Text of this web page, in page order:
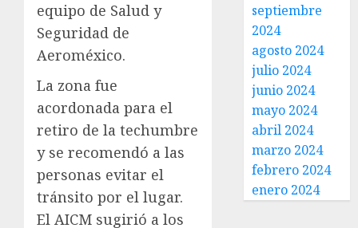
equipo de Salud y
Seguridad de
Aeroméxico.
La zona fue
acordonada para el
retiro de la techumbre
y se recomendó a las
personas evitar el
tránsito por el lugar.
El AICM sugirió a los
septiembre
2024
agosto 2024
julio 2024
junio 2024
mayo 2024
abril 2024
marzo 2024
febrero 2024
enero 2024